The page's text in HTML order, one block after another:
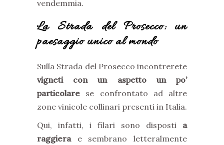
vendemmia.
La Strada del Prosecco: un
paesaggio unico al mondo
Sulla Strada del Prosecco incontrerete
vigneti con un aspetto un po’
particolare se confrontato ad altre
zone vinicole collinari presenti in Italia.
Qui, infatti, i filari sono disposti a
raggierae sembrano letteralmente